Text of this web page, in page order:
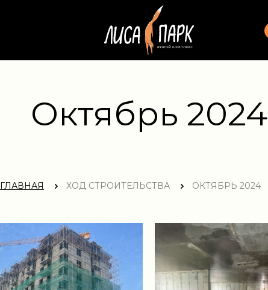
Октябрь 2024
ГЛАВНАЯ ХОД СТРОИТЕЛЬСТВА ОКТЯБРЬ 2024